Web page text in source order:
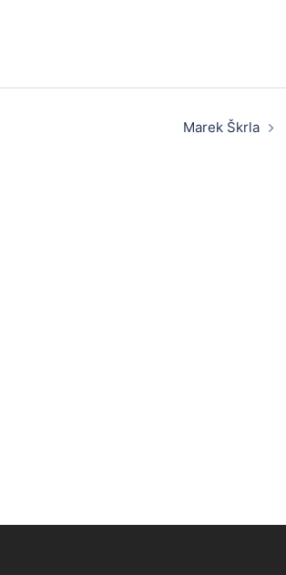
Marek Škrla